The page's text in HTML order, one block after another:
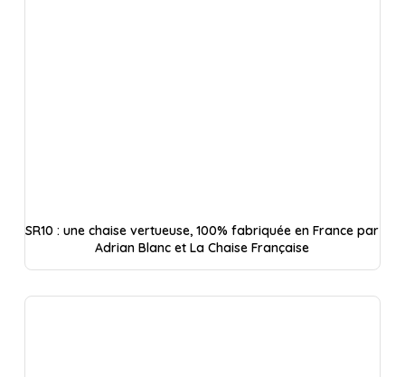
SR10 : une chaise vertueuse, 100% fabriquée en France par
Adrian Blanc et La Chaise Française